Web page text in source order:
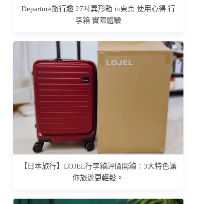
Departure旅行趣 27吋異形箱 in東京 使用心得 行
李箱 實際體驗
【日本旅行】LOJEL行李箱評價開箱：3大特色讓
你旅遊更輕鬆。